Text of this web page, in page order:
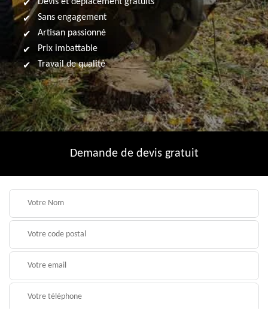
Sans engagement
Artisan passionné
Prix imbattable
Travail de qualité
Demande de devis gratuit